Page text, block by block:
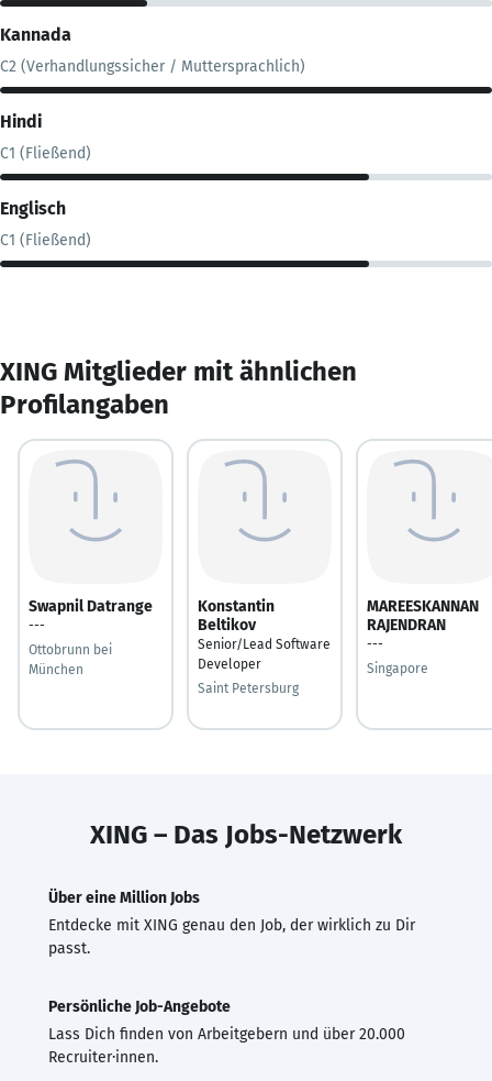
Kannada
C2 (Verhandlungssicher / Muttersprachlich)
Hindi
C1 (Fließend)
Englisch
C1 (Fließend)
XING Mitglieder mit ähnlichen
Profilangaben
Swapnil Datrange
---
Ottobrunn bei
München
Konstantin
Beltikov
Senior/Lead Software
Developer
Saint Petersburg
MAREESKANNAN
RAJENDRAN
---
Singapore
XING – Das Jobs-Netzwerk
Über eine Million Jobs
Entdecke mit XING genau den Job, der wirklich zu Dir
passt.
Persönliche Job-Angebote
Lass Dich finden von Arbeitgebern und über 20.000
Recruiter·innen.